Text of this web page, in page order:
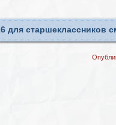
для старшеклассников